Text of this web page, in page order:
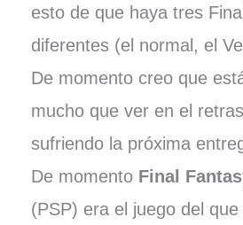
esto de que haya tres
diferentes (el normal, el
De momento creo que
mucho que ver en el
sufriendo la próxima
De momento Final
(PSP) era el juego del